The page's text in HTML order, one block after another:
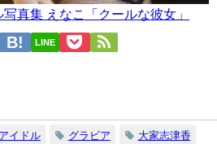
真集 えなこ「クールな彼女」
LINE
アイドル グラビア 大家志津香